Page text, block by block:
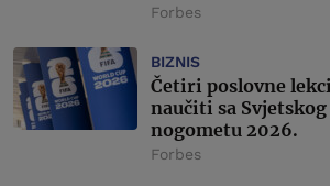
Forbes
BIZNIS
Četiri poslovne
naučiti sa
nogometu 2026.
Forbes